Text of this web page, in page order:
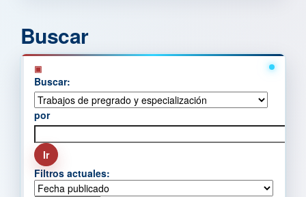
Buscar
Buscar:
por
Filtros actuales: